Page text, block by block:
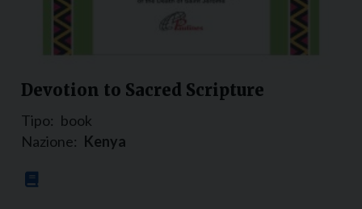
Devotion to Sacred Scripture
Tipo: book
Nazione: Kenya